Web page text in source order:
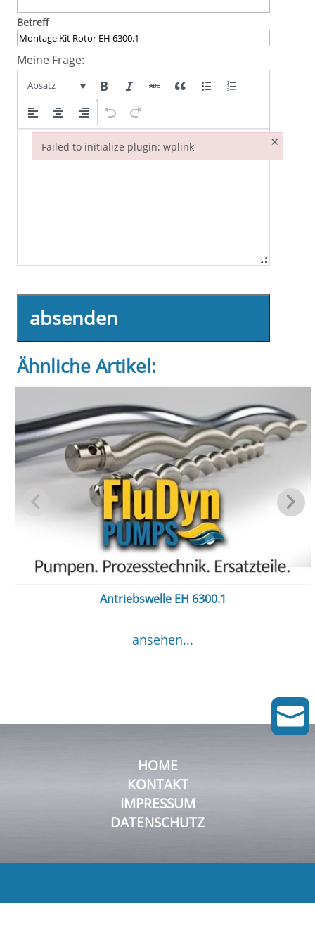
Betreff
Meine Frage:
Absatz
absenden
Ähnliche Artikel:
Antriebswelle EH 6300.1
ansehen...
HOME
KONTAKT
IMPRESSUM
DATENSCHUTZ
© 2026 FluDyn Pumps GmbH

Failed to initialize plugin: wplink ×
Failed to initialize plugin: wplink